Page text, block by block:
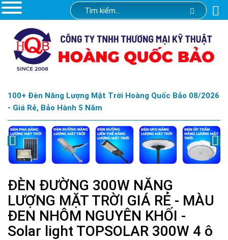
100+ Đèn Năng Lượng Mặt Trời Hoàng Quốc Bảo 08/2026
- Giá Rẻ, Bảo Hành 5 Năm
ĐÈN ĐƯỜNG 300W NĂNG
LƯỢNG MẶT TRỜI GIÁ RẺ - MÀU
ĐEN NHÔM NGUYÊN KHỐI -
Solar light TOPSOLAR 300W 4 ô